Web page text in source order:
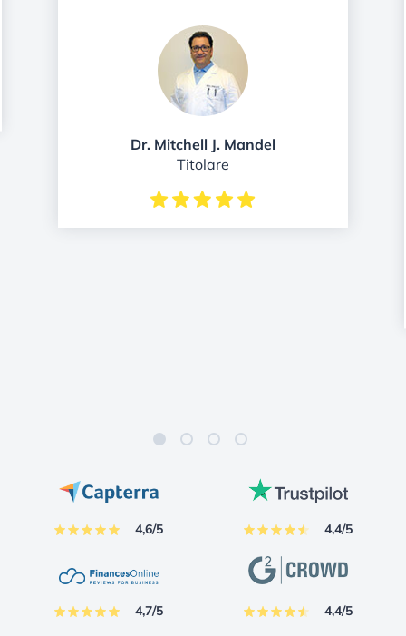
Dr. Mitchell J. Mandel
Titolare
4,6/5 4,4/5
4,7/5 4,4/5